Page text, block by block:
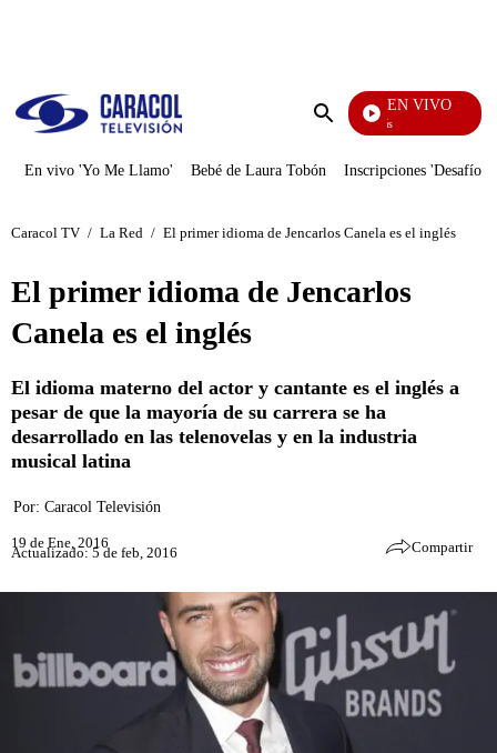
Enviar
EN VIVO
También Caerás
En vivo 'Yo Me Llamo' Bebé de Laura Tobón Inscripciones 'Desafío'
Caracol TV / La Red / El primer idioma de Jencarlos Canela es el inglés
El primer idioma de Jencarlos
Canela es el inglés
El idioma materno del actor y cantante es el inglés a
pesar de que la mayoría de su carrera se ha
desarrollado en las telenovelas y en la industria
musical latina
Por: Caracol Televisión
19 de Ene, 2016
Actualizado: 5 de feb, 2016 Compartir